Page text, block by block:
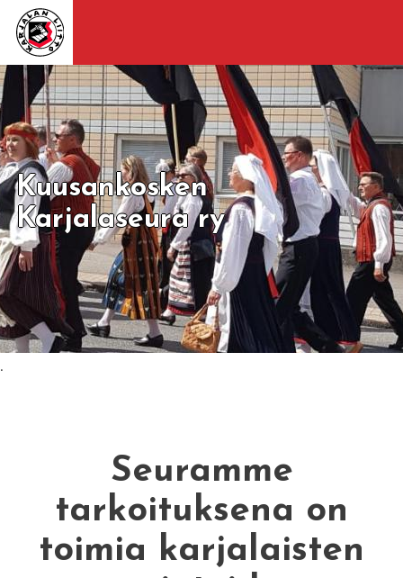
Kuusankosken
Karjalaseura ry
.
Seuramme
tarkoituksena on
toimia karjalaisten